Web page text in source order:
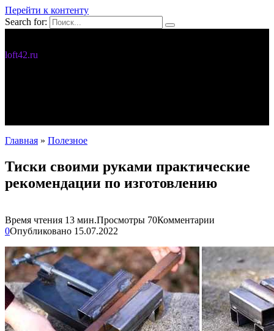
Перейти к контенту
Search for:
loft42.ru
Главная » Полезное
Тиски своими руками практические
рекомендации по изготовлению
Время чтения 13 мин.Просмотры 70Комментарии
0Опубликовано 15.07.2022